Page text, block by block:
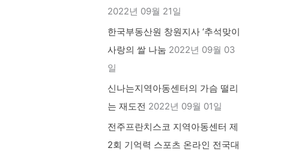
2022년 09월 21일
한국부동산원 창원지사 ‘추석맞이
사랑의 쌀 나눔 2022년 09월 03
일
신나는지역아동센터의 가슴 떨리
는 재도전 2022년 09월 01일
전주프란치스코 지역아동센터 제
2회 기억력 스포츠 온라인 전국대